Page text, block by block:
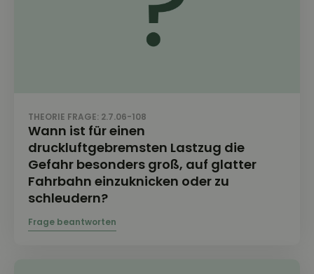
THEORIE FRAGE: 2.7.06-108
Wann ist für einen
druckluftgebremsten Lastzug die
Gefahr besonders groß, auf glatter
Fahrbahn einzuknicken oder zu
schleudern?